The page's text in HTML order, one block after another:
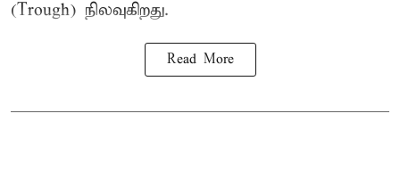
(Trough) நிலவுகிறது.
Read More